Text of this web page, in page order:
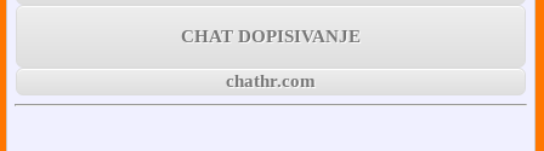
CHAT DOPISIVANJE
chathr.com